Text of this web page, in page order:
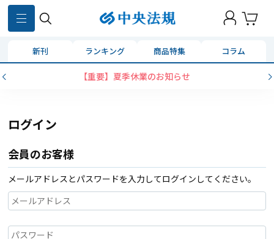
新刊 ランキング 商品特集 コラム
【重要】夏季休業のお知らせ
ログイン
会員のお客様
メールアドレスとパスワードを入力してログインしてください。